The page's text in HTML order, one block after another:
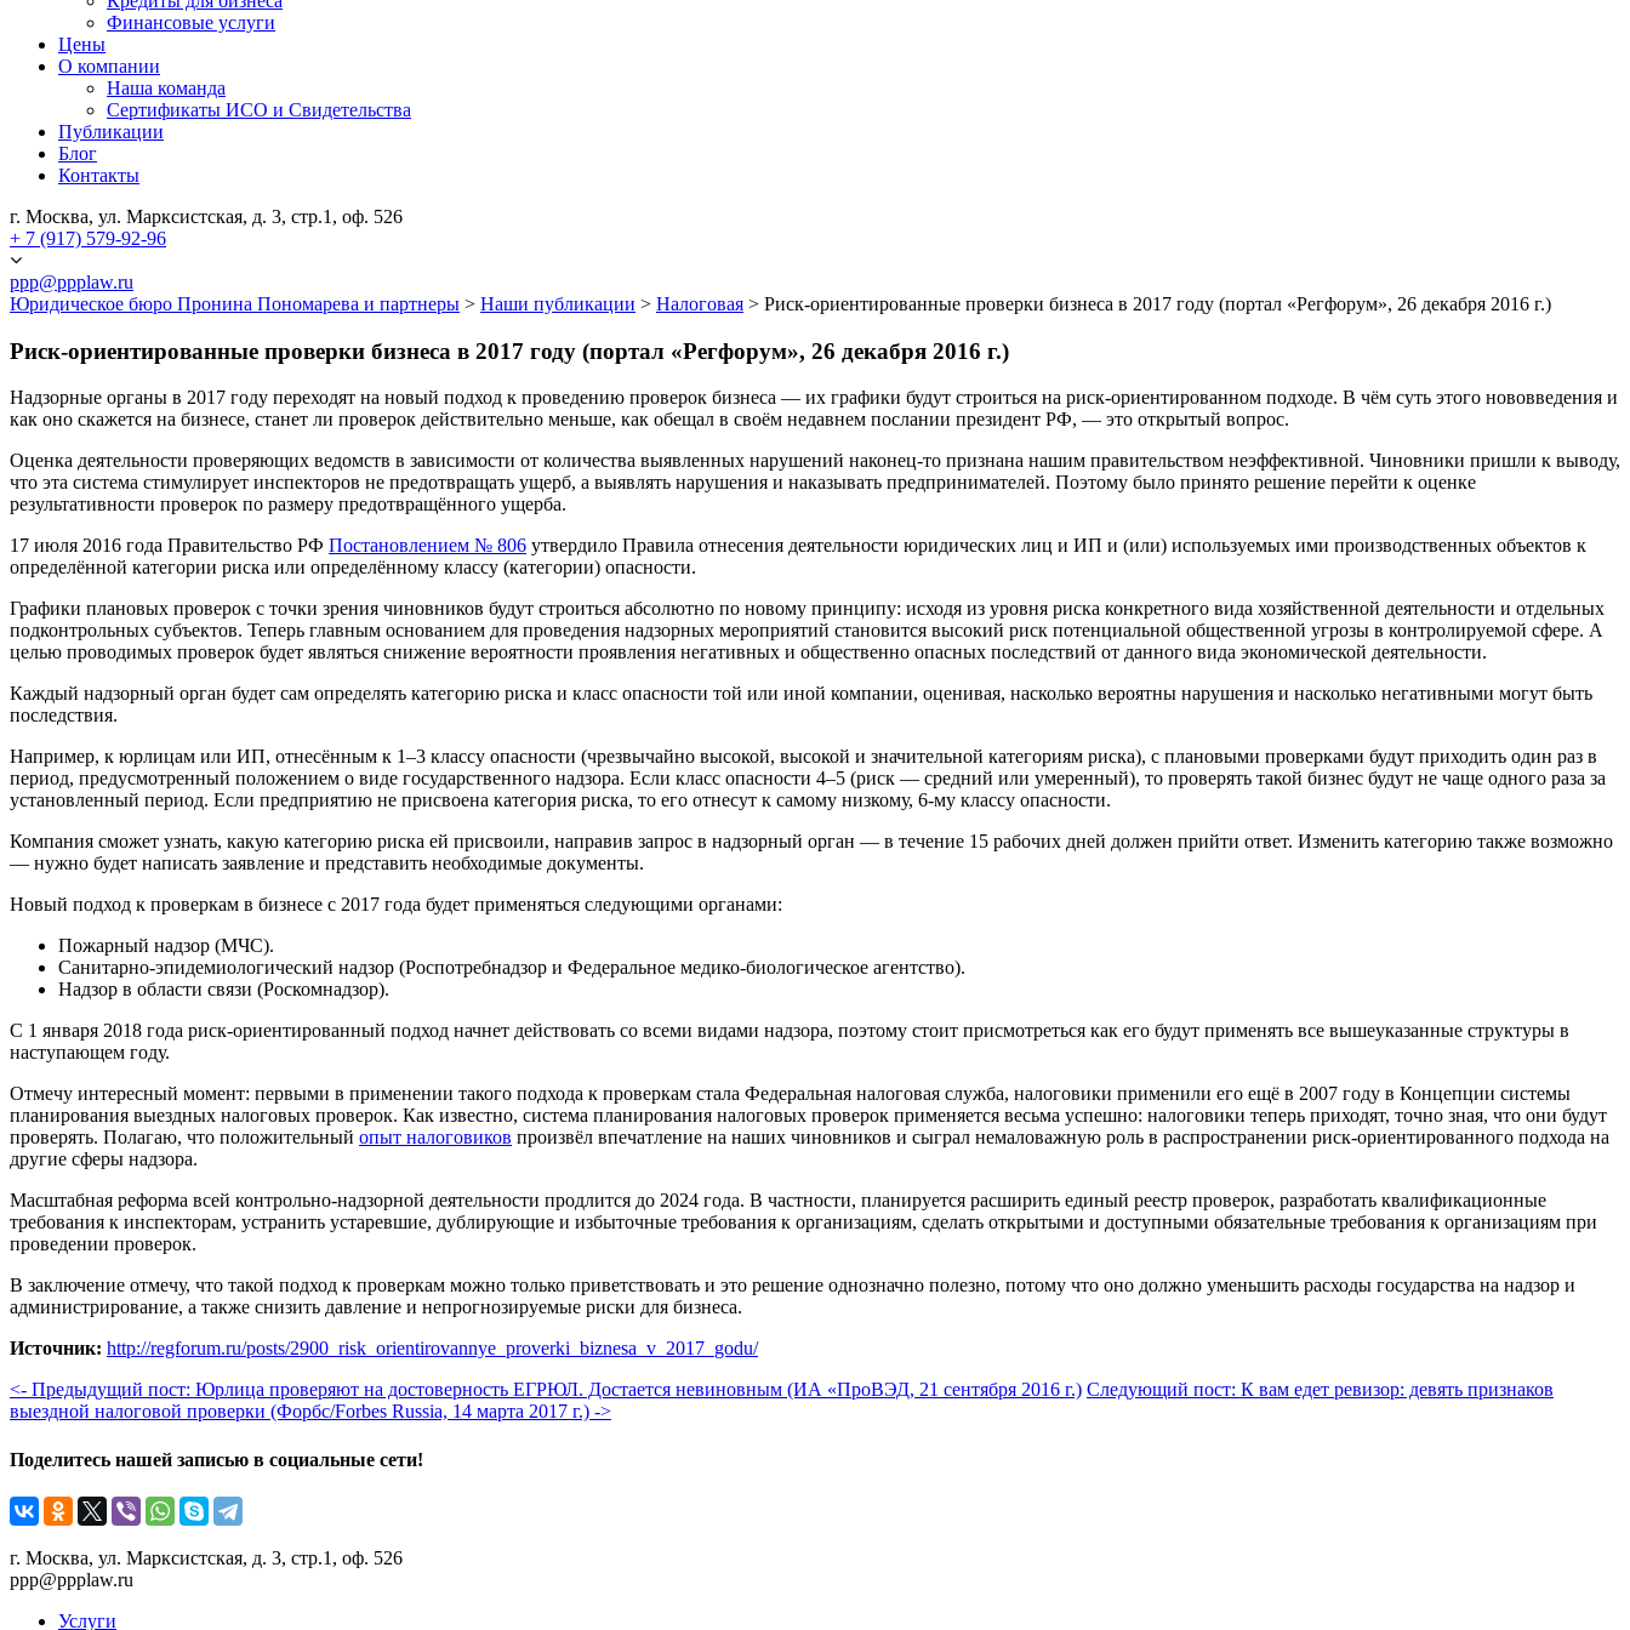
Финансовые услуги
Цены
О компании
Наша команда
Сертификаты ИСО и Свидетельства
Публикации
Блог
Контакты
г. Москва, ул. Марксистская, д. 3, стр.1, оф. 526
+ 7 (917) 579-92-96
ppp@ppplaw.ru
Юридическое бюро Пронина Пономарева и партнеры > Наши публикации > Налоговая > Риск-ориентированные проверки бизнеса в 2017 году (портал «Регфорум», 26 декабря 2016 г.)
Риск-ориентированные проверки бизнеса в 2017 году (портал «Регфорум», 26 декабря 2016 г.)
Надзорные органы в 2017 году переходят на новый подход к проведению проверок бизнеса — их графики будут строиться на риск-ориентированном подходе. В чём суть этого нововведения и
как оно скажется на бизнесе, станет ли проверок действительно меньше, как обещал в своём недавнем послании президент РФ, — это открытый вопрос.
Оценка деятельности проверяющих ведомств в зависимости от количества выявленных нарушений наконец-то признана нашим правительством неэффективной. Чиновники пришли к выводу,
что эта система стимулирует инспекторов не предотвращать ущерб, а выявлять нарушения и наказывать предпринимателей. Поэтому было принято решение перейти к оценке
результативности проверок по размеру предотвращённого ущерба.
17 июля 2016 года Правительство РФ Постановлением № 806 утвердило Правила отнесения деятельности юридических лиц и ИП и (или) используемых ими производственных объектов к
определённой категории риска или определённому классу (категории) опасности.
Графики плановых проверок с точки зрения чиновников будут строиться абсолютно по новому принципу: исходя из уровня риска конкретного вида хозяйственной деятельности и отдельных
подконтрольных субъектов. Теперь главным основанием для проведения надзорных мероприятий становится высокий риск потенциальной общественной угрозы в контролируемой сфере. А
целью проводимых проверок будет являться снижение вероятности проявления негативных и общественно опасных последствий от данного вида экономической деятельности.
Каждый надзорный орган будет сам определять категорию риска и класс опасности той или иной компании, оценивая, насколько вероятны нарушения и насколько негативными могут быть
последствия.
Например, к юрлицам или ИП, отнесённым к 1–3 классу опасности (чрезвычайно высокой, высокой и значительной категориям риска), с плановыми проверками будут приходить один раз в
период, предусмотренный положением о виде государственного надзора. Если класс опасности 4–5 (риск — средний или умеренный), то проверять такой бизнес будут не чаще одного раза за
установленный период. Если предприятию не присвоена категория риска, то его отнесут к самому низкому, 6-му классу опасности.
Компания сможет узнать, какую категорию риска ей присвоили, направив запрос в надзорный орган — в течение 15 рабочих дней должен прийти ответ. Изменить категорию также возможно
— нужно будет написать заявление и представить необходимые документы.
Новый подход к проверкам в бизнесе с 2017 года будет применяться следующими органами:
Пожарный надзор (МЧС).
Санитарно-эпидемиологический надзор (Роспотребнадзор и Федеральное медико-биологическое агентство).
Надзор в области связи (Роскомнадзор).
С 1 января 2018 года риск-ориентированный подход начнет действовать со всеми видами надзора, поэтому стоит присмотреться как его будут применять все вышеуказанные структуры в
наступающем году.
Отмечу интересный момент: первыми в применении такого подхода к проверкам стала Федеральная налоговая служба, налоговики применили его ещё в 2007 году в Концепции системы
планирования выездных налоговых проверок. Как известно, система планирования налоговых проверок применяется весьма успешно: налоговики теперь приходят, точно зная, что они будут
проверять. Полагаю, что положительный опыт налоговиков произвёл впечатление на наших чиновников и сыграл немаловажную роль в распространении риск-ориентированного подхода на
другие сферы надзора.
Масштабная реформа всей контрольно-надзорной деятельности продлится до 2024 года. В частности, планируется расширить единый реестр проверок, разработать квалификационные
требования к инспекторам, устранить устаревшие, дублирующие и избыточные требования к организациям, сделать открытыми и доступными обязательные требования к организациям при
проведении проверок.
В заключение отмечу, что такой подход к проверкам можно только приветствовать и это решение однозначно полезно, потому что оно должно уменьшить расходы государства на надзор и
администрирование, а также снизить давление и непрогнозируемые риски для бизнеса.
Источник: http://regforum.ru/posts/2900_risk_orientirovannye_proverki_biznesa_v_2017_godu/
<- Предыдущий пост: Юрлица проверяют на достоверность ЕГРЮЛ. Достается невиновным (ИА «ПроВЭД, 21 сентября 2016 г.) Следующий пост: К вам едет ревизор: девять признаков
выездной налоговой проверки (Форбс/Forbes Russia, 14 марта 2017 г.) ->
Поделитесь нашей записью в социальные сети!
г. Москва, ул. Марксистская, д. 3, стр.1, оф. 526
ppp@ppplaw.ru
Услуги